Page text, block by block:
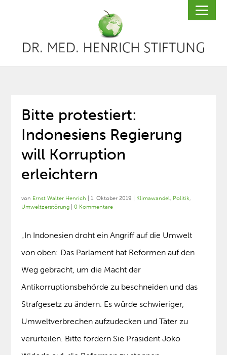
Bitte protestiert:
Indonesiens Regierung
will Korruption
erleichtern
von Ernst Walter Henrich |1. Oktober 2019 Klimawandel, Politik,
Umweltzerstörung |0 Kommentare
„In Indonesien droht ein Angriff auf die Umwelt
von oben: Das Parlament hat Reformen auf den
Weg gebracht, um die Macht der
Antikorruptionsbehörde zu beschneiden und das
Strafgesetz zu ändern. Es würde schwieriger,
Umweltverbrechen aufzudecken und Täter zu
verurteilen. Bitte fordern Sie Präsident Joko